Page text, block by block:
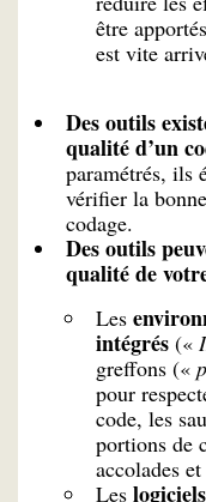
être
est vite
Des outils
qualité d’un
paramétrés, ils
vérifier la
codage.
Des outils
qualité de
Les
intégrés («
greffons («
pour
code, les
portions de
accolades
Les